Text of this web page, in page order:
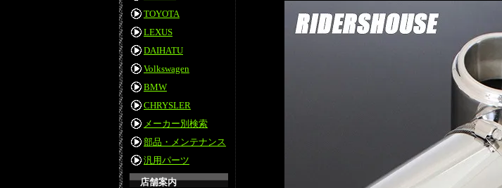
TOYOTA
LEXUS
DAIHATU
Volkswagen
BMW
CHRYSLER
メーカー別検索
部品・メンテナンス
汎用パーツ
店舗案内